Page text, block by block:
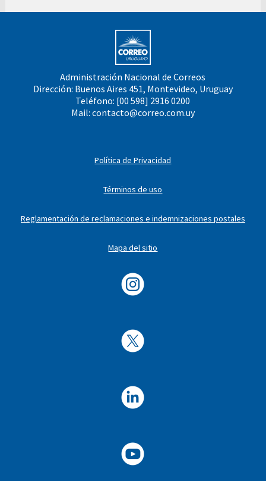
Administración Nacional de Correos
Dirección: Buenos Aires 451, Montevideo, Uruguay
Teléfono: [00 598] 2916 0200
Mail: contacto@correo.com.uy
Política de Privacidad
Términos de uso
Reglamentación de reclamaciones e indemnizaciones postales
Mapa del sitio